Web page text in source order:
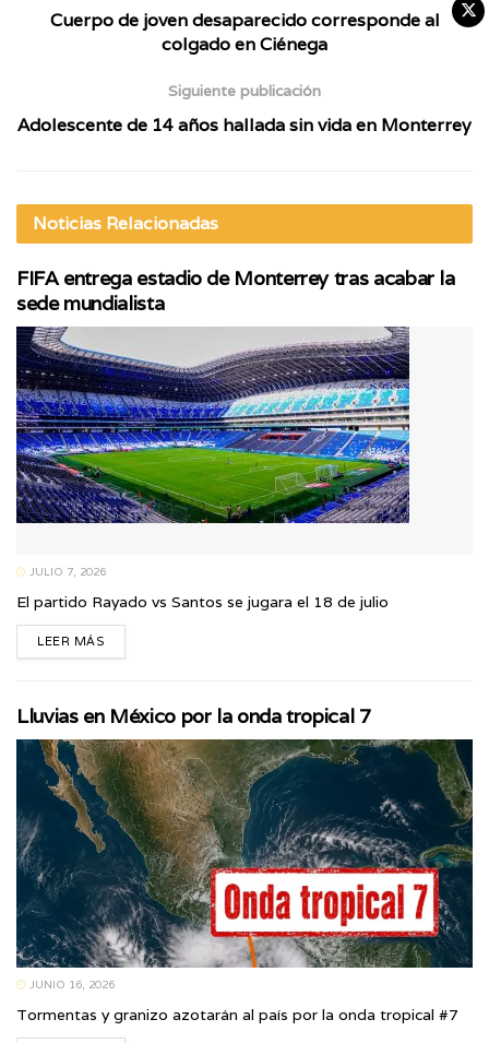
Cuerpo de joven desaparecido corresponde al
colgado en Ciénega
Siguiente publicación
Adolescente de 14 años hallada sin vida en Monterrey
Noticias Relacionadas
FIFA entrega estadio de Monterrey tras acabar la
sede mundialista
JULIO 7, 2026
El partido Rayado vs Santos se jugara el 18 de julio
LEER MÁS
Lluvias en México por la onda tropical 7
JUNIO 16, 2026
Tormentas y granizo azotarán al país por la onda tropical #7